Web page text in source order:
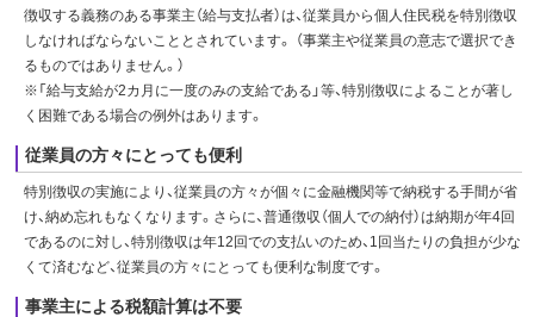
徴収する義務のある事業主（給与支払者）は、従業員から個人住民税を特別徴収
しなければならないこととされています。 （事業主や従業員の意志で選択でき
るものではありません。）
※「給与支給が2カ月に一度のみの支給である」等、特別徴収によることが著し
く困難である場合の例外はあります。
従業員の方々にとっても便利
特別徴収の実施により、従業員の方々が個々に金融機関等で納税する手間が省
け、納め忘れもなくなります。さらに、普通徴収（個人での納付）は納期が年4回
であるのに対し、特別徴収は年12回での支払いのため、1回当たりの負担が少な
くて済むなど、従業員の方々にとっても便利な制度です。
事業主による税額計算は不要